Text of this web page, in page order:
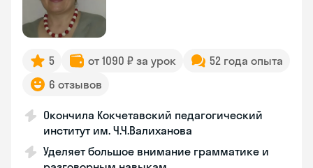
5 от 1090 ₽ за урок
52 года опыта
6 отзывов
Окончила Кокчетавский педагогический
институт им. Ч.Ч.Валиханова
Уделяет большое внимание грамматике и